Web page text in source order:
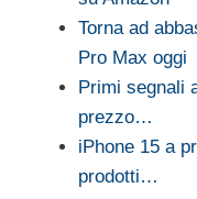
Torna ad
Pro Max oggi
Primi segnali
prezzo…
iPhone 15 a
prodotti…